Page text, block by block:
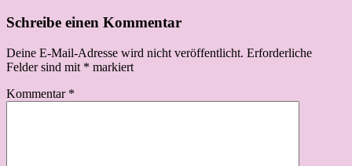
Schreibe einen Kommentar
Deine E-Mail-Adresse wird nicht veröffentlicht. Erforderliche
Felder sind mit * markiert
Kommentar *